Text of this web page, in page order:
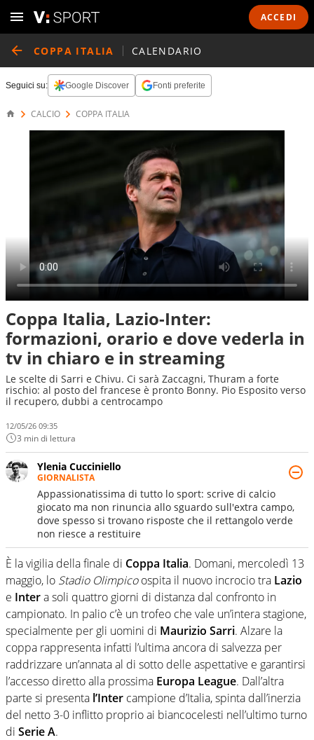
ACCEDI
COPPA ITALIA CALENDARIO
Seguici su: Google Discover Fonti preferite
CALCIO COPPA ITALIA
Coppa Italia, Lazio-Inter:
formazioni, orario e dove vederla in
tv in chiaro e in streaming
Le scelte di Sarri e Chivu. Ci sarà Zaccagni, Thuram a forte
rischio: al posto del francese è pronto Bonny. Pio Esposito verso
il recupero, dubbi a centrocampo
12/05/26 09:35
3 min di lettura
Ylenia Cucciniello
GIORNALISTA
Appassionatissima di tutto lo sport: scrive di calcio
giocato ma non rinuncia allo sguardo sull'extra campo,
dove spesso si trovano risposte che il rettangolo verde
non riesce a restituire
È la vigilia della finale di Coppa Italia. Domani, mercoledì 13
maggio, lo Stadio Olimpicoospita il nuovo incrocio tra Lazio
e Intera soli quattro giorni di distanza dal confronto in
campionato. In palio c’è un trofeo che vale un’intera stagione,
specialmente per gli uomini di Maurizio Sarri. Alzare la
coppa rappresenta infatti l’ultima ancora di salvezza per
raddrizzare un’annata al di sotto delle aspettative e garantirsi
l’accesso diretto alla prossima Europa League. Dall’altra
parte si presenta l’Inter campione d’Italia, spinta dall’inerzia
del netto 3-0 inflitto proprio ai biancocelesti nell’ultimo turno
di Serie A.